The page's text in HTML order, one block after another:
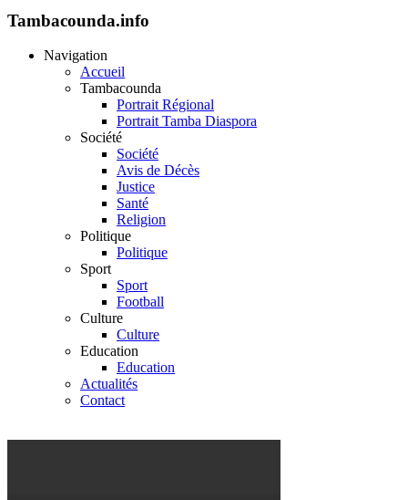
Tambacounda.info
Navigation
Accueil
Tambacounda
Portrait Régional
Portrait Tamba Diaspora
Société
Société
Avis de Décès
Justice
Santé
Religion
Politique
Politique
Sport
Sport
Football
Culture
Culture
Education
Education
Actualités
Contact